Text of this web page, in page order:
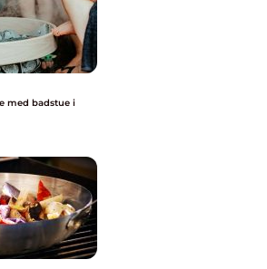
med badstue i